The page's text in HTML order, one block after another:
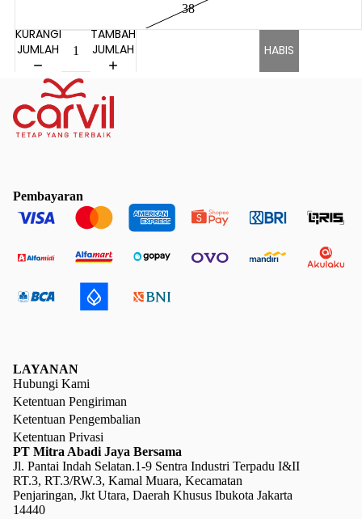
38
KURANGI
JUMLAH
TAMBAH
JUMLAH
HABIS
Pembayaran
LAYANAN
Hubungi Kami
Ketentuan Pengiriman
Ketentuan Pengembalian
Ketentuan Privasi
PT Mitra Abadi Jaya Bersama
Jl. Pantai Indah Selatan.1-9 Sentra Industri Terpadu I&II
RT.3, RT.3/RW.3, Kamal Muara, Kecamatan
Penjaringan, Jkt Utara, Daerah Khusus Ibukota Jakarta
14440